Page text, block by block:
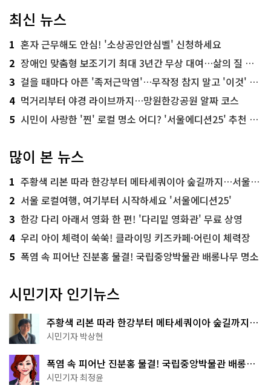
최신 뉴스
1 혼자 근무해도 안심! '소상공인안심벨' 신청하세요
2 장애인 맞춤형 보조기기 최대 3년간 무상 대여…삶의 질 높인다
3 걸을 때마다 아픈 '족저근막염'…무작정 참지 말고 '이것' 해보세요!
4 먹거리부터 야경 라이브까지…망원한강공원 알짜 코스
5 시민이 사랑한 '찐' 로컬 명소 어디? '서울에디션25' 추천 코스
많이 본 뉴스
1 주황색 리본 따라 한강부터 메타세쿼이아 숲길까지…서울둘레길 15코스
2 서울 로컬여행, 여기부터 시작하세요 '서울에디션25'
3 한강 다리 아래서 영화 한 편! '다리밑 영화관' 무료 상영
4 우리 아이 체력이 쑥쑥! 클라이밍 키즈카페·어린이 체력장
5 폭염 속 피어난 진분홍 물결! 국립중앙박물관 배롱나무 명소
시민기자 인기뉴스
주황색 리본 따라 한강부터 메타세쿼이아 숲길까지…
서울둘레길 15코스
시민기자 박상현
폭염 속 피어난 진분홍 물결! 국립중앙박물관 배롱나
무 명소
시민기자 최정윤